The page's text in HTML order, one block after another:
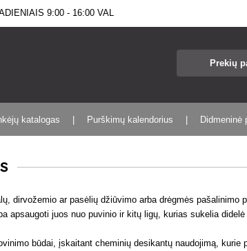
9:00 - 16:00 VAL
katalogas Purškimų kalendorius Didmeninė
dirvožemio ar pasėlių džiūvimo arba drėgmės
apsaugoti juos nuo puvinio ir kitų ligų, kurias sukelia didelė
būdai, įskaitant cheminių desikantų naudojimą,